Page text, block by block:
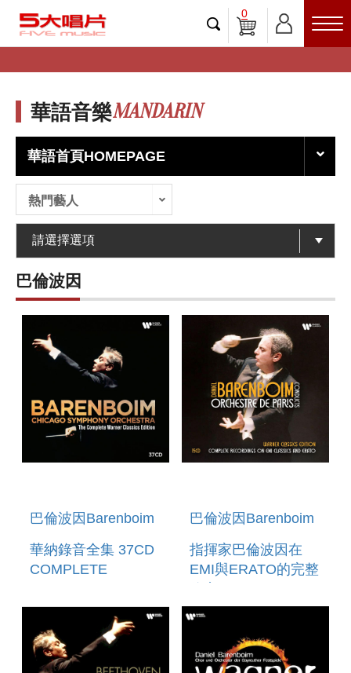
0
華語音樂MANDARIN
華語首頁HOMEPAGE
熱門藝人
巴倫波因
巴倫波因Barenboim
華納錄音全集 37CD
COMPLETE
CLASSICS EDITION
37CD
巴倫波因Barenboim
指揮家巴倫波因在
EMI與ERATO的完整
CLASSICS
COMPLETE EMI &
ERATO